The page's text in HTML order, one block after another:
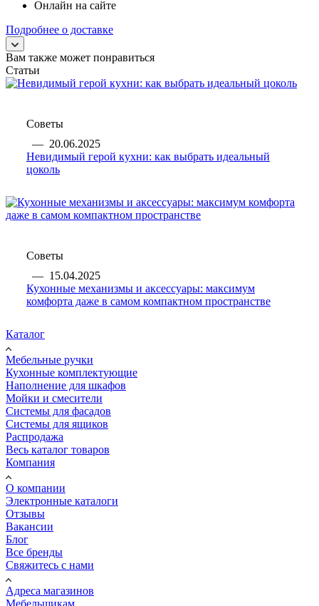
Онлайн на сайте
Подробнее о доставке
Вам также может понравиться
Статьи
Советы
— 20.06.2025
Невидимый герой кухни: как выбрать идеальный
цоколь
Советы
— 15.04.2025
Кухонные механизмы и аксессуары: максимум
комфорта даже в самом компактном пространстве
Каталог
Мебельные ручки
Кухонные комплектующие
Наполнение для шкафов
Мойки и смесители
Системы для фасадов
Системы для ящиков
Распродажа
Весь каталог товаров
Компания
О компании
Электронные каталоги
Отзывы
Вакансии
Блог
Все бренды
Свяжитесь с нами
Адреса магазинов